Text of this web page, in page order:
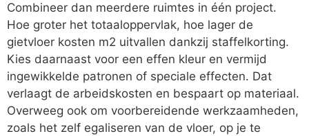
Combineer dan meerdere ruimtes in één project.
Hoe groter het totaaloppervlak, hoe lager de
gietvloer kosten m2 uitvallen dankzij staffelkorting.
Kies daarnaast voor een effen kleur en vermijd
ingewikkelde patronen of speciale effecten. Dat
verlaagt de arbeidskosten en bespaart op materiaal.
Overweeg ook om voorbereidende werkzaamheden,
zoals het zelf egaliseren van de vloer, op je te